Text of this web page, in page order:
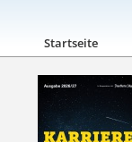
Startseite